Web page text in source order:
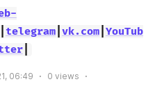
telegram vk.com YouTub
|
06:49 0 views